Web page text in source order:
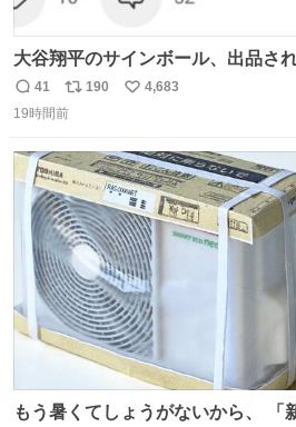
大谷翔平のサインボール、出品さ
返
信
41
リ
ポ
ト
数
190
い
数
4,683
19時間前
もう暑くてしょうがないから、 「